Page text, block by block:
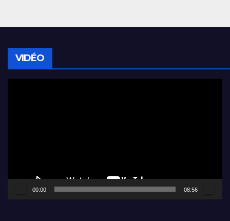
VIDÉO
00:00 08:56